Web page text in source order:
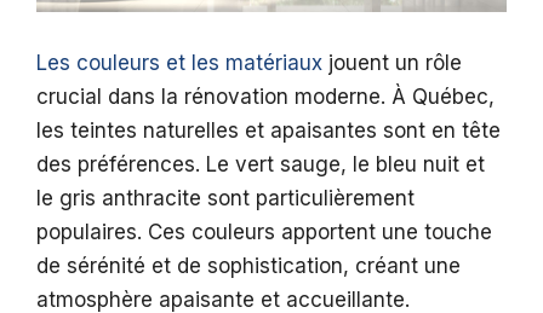
Les couleurs et les matériaux jouent un rôle
crucial dans la rénovation moderne. À Québec,
les teintes naturelles et apaisantes sont en tête
des préférences. Le vert sauge, le bleu nuit et
le gris anthracite sont particulièrement
populaires. Ces couleurs apportent une touche
de sérénité et de sophistication, créant une
atmosphère apaisante et accueillante.